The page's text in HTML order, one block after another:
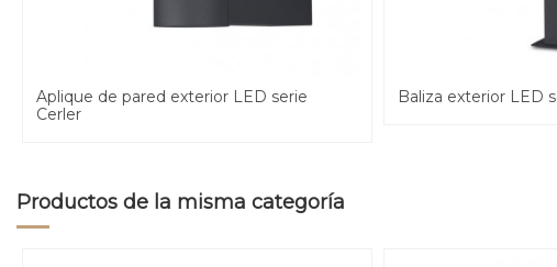
Aplique de pared exterior LED serie
Cerler
Baliza exterior LED
Productos de la misma categoría